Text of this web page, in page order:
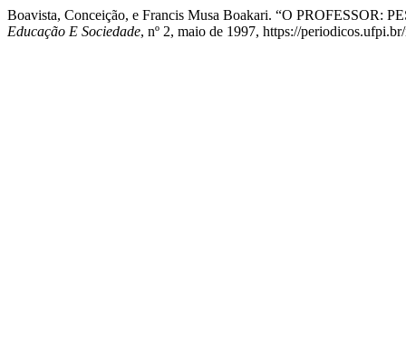
Boavista, Conceição, e Francis Musa Boakari. “O
Educação E Sociedade, nº 2, maio de 1997, https://